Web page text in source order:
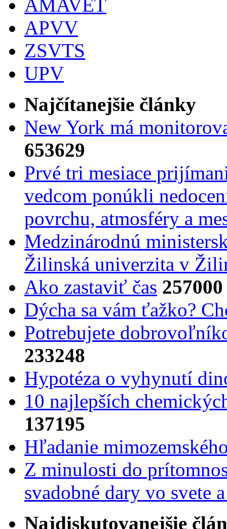
AMAVET
APVV
ZSVTS
UPV
Najčítanejšie články
New York má
653629
Prvé tri mesiace
vedcom ponúkli
povrchu, atmosféry a
Medzinárodnú
Žilinská univerzita v
Ako zastaviť čas 257000
Dýcha sa vám ťažko?
Potrebujet​e
233248
Hypotéza o vyhynutí
10 najlepších
137195
Hľadanie
Z minulosti do
svadobné dary vo svete
Najdiskutovanejšie